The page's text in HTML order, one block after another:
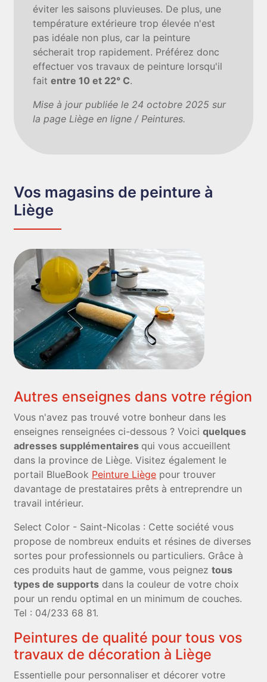
éviter les saisons pluvieuses. De plus, une
température extérieure trop élevée n'est
pas idéale non plus, car la peinture
sécherait trop rapidement. Préférez donc
effectuer vos travaux de peinture lorsqu'il
faitentre 10 et 22° C.
Mise à jour publiée le 24 octobre 2025 sur
la page Liège en ligne / Peintures.
Vos magasins de peinture à
Liège
Autres enseignes dans votre région
Vous n'avez pas trouvé votre bonheur dans les
enseignes renseignées ci-dessous ? Voiciquelques
adresses supplémentaires qui vous accueillent
dans la province de Liège. Visitez également le
portail BlueBook Peinture Liège pour trouver
davantage de prestataires prêts à entreprendre un
travail intérieur.
Select Color - Saint-Nicolas : Cette société vous
propose de nombreux enduits et résines de diverses
sortes pour professionnels ou particuliers. Grâce à
ces produits haut de gamme, vous peigneztous
types de supports dans la couleur de votre choix
pour un rendu optimal en un minimum de couches.
Tel : 04/233 68 81.
Peintures de qualité pour tous vos
travaux de décoration à Liège
Essentielle pour personnaliser et décorer votre